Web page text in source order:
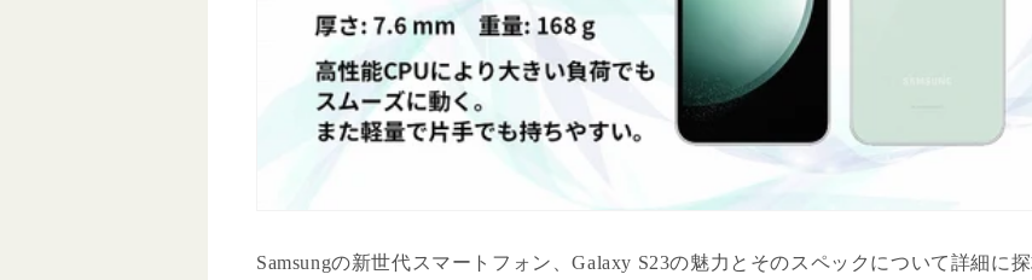
Samsungの新世代スマートフォン、Galaxy S23の魅力とそのスペックについて詳細に